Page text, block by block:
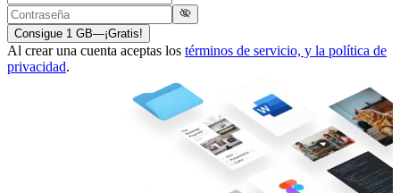
Consigue 1 GB—¡Gratis!
Al crear una cuenta aceptas los términos de servicio, y la política de
privacidad.